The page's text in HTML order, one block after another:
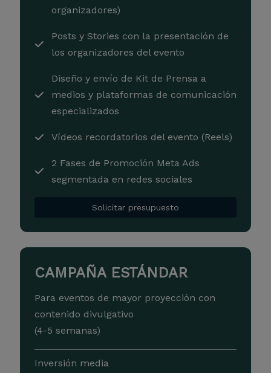
organizadores)
Posts y Stories con la presentación de
los organizadores del evento
Diseño y envío de Kit de Prensa a
medios y plataformas de comunicación
especializados
Vídeos recordatorios del evento (Reels)
2 Fases de Promoción Meta Ads
segmentada en redes sociales
Solicitar presupuesto
CAMPAÑA ESTÁNDAR
Para eventos de mayor proyección con
contenido divulgativo
(4-5 semanas)
Inversión media